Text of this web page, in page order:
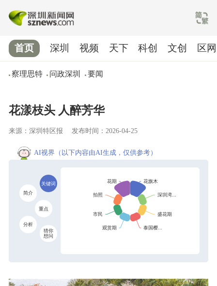
首页
察理思特 问政深圳 要闻
深圳 视频 天下 科创 文创 区网
花漾枝头 人醉芳华
来源：深圳特区报 发布时间：2026-04-25
AI视界 （以下内容由AI生成，仅供参考）
关键词
简介
重点
分析
猜你
想问